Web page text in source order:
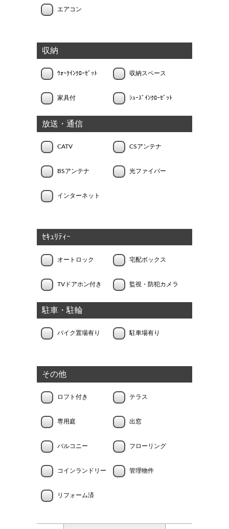
エアコン
収納
ｳｫｰｸｲﾝｸﾛｰｾﾞｯﾄ 収納スペース
家具付 ｼｭｰｽﾞｲﾝｸﾛｰｾﾞｯﾄ
放送・通信
CATV CSアンテナ
BSアンテナ 光ファイバー
インターネット
ｾｷｭﾘﾃｨｰ
オートロック 宅配ボックス
TVドアホン付き 監視・防犯カメラ
駐車・駐輪
バイク置場有り 駐車場有り
その他
ロフト付き テラス
専用庭 出窓
バルコニー フローリング
コインランドリー 管理物件
リフォーム済